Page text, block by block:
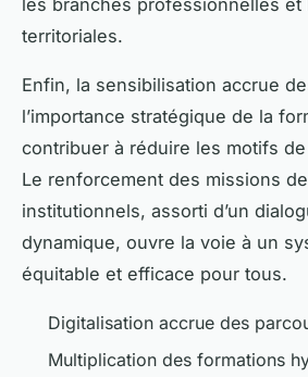
territoriales.
Enfin, la sensibilisation accrue
l’importance stratégique de la
contribuer à réduire les motifs
Le renforcement des missions
institutionnels, assorti d’un
dynamique, ouvre la voie à un
équitable et efficace pour tous.
Digitalisation accrue des
Multiplication des formations